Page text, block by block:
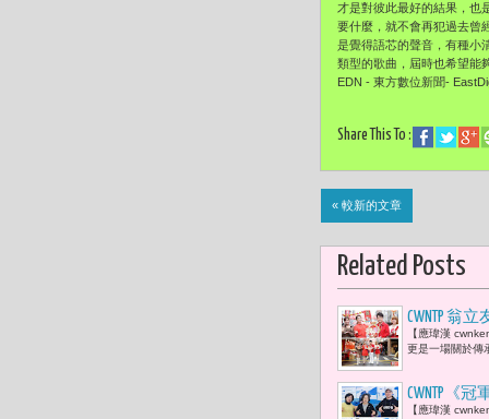
才是對彼此最好的結果，也
要什麼，就不會再犯過去曾
是覺得語芯的聲音，有種小
類型的歌曲，屆時也希望能
EDN - 東方數位新聞-
Share This To :
« 較新的文章
Related Posts
CWNTP 翁
康，就是
【應瑋漢
更是一場關於傳
CWNTP《
【應瑋漢